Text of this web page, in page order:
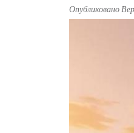
Опубликовано